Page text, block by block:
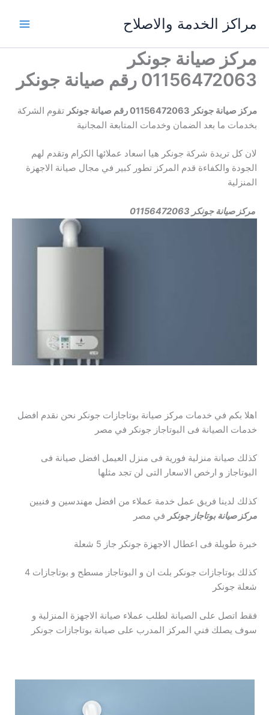
المحتوى
مراكز الخدمة والاصلاح
مركز صيانة جونكر
01156472063 رقم صيانة جونكر
مركز صيانة جونكر
تقوم الشركة
بخدمات ما بعد الضمان وخدمات المتابعة المجانية
لان كل تريدة شركة جونكر هيا اسعاد عملائها الكرام وتقدم لهم
الجودة والكفاءة قدم المركز تطور كبير في مجال صيانة الاجهزة
المنزلية
مركز صيانة جونكر
اهلا بكم في خدمات مركز صيانة بوتاجازات جونكر نحن نقدم افضل
خدمات الصيانة فى البوتاجاز جونكر في مصر
كذلك صيانة منزلية فورية فى منزل العيمل افضل صيانة فى
البوتاجاز و ارخص الاسعار التى لن تجد مثلها
كذلك لدينا فريق عمل خدمة عملاء من افضل مهندسين و فنيين
مركز صيانة بوتاجاز جونكر في مصر
خبرة طويلة فى اعطال الاجهزة جونكر جاز 5 شعلة
كذلك بوتاجازات جونكر بلت ان و البوتاجاز مسطح و بوتاجازات 4
شعلة جونكر
فقط اتصل على الصيانة لطلب عملاء صيانة الاجهزة المنزلية و
سوف يصلك فني المركز المدرب على صيانة بوتاجازات جونكر